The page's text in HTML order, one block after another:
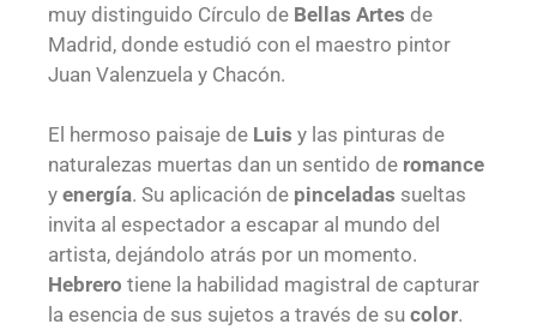
muy distinguido Círculo de Bellas Artes de
Madrid, donde estudió con el maestro pintor
Juan Valenzuela y Chacón.
El hermoso paisaje de Luis y las pinturas de
naturalezas muertas dan un sentido de romance
y energía. Su aplicación de pinceladas sueltas
invita al espectador a escapar al mundo del
artista, dejándolo atrás por un momento.
Hebrero tiene la habilidad magistral de capturar
la esencia de sus sujetos a través de su color.